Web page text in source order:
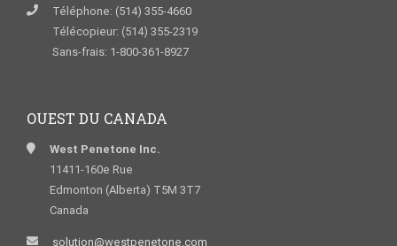
Téléphone: (514) 355-4660
Télécopieur: (514) 355-2319
Sans-frais: 1-800-361-8927
OUEST DU CANADA
West Penetone Inc.
11411-160e Rue
Edmonton (Alberta) T5M 3T7
Canada
solution@westpenetone.com